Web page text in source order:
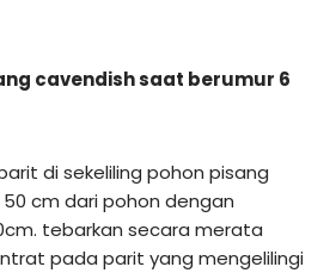
cavendish saat berumur 6
di sekeliling pohon pisang
cm dari pohon dengan
tebarkan secara merata
pada parit yang mengelilingi